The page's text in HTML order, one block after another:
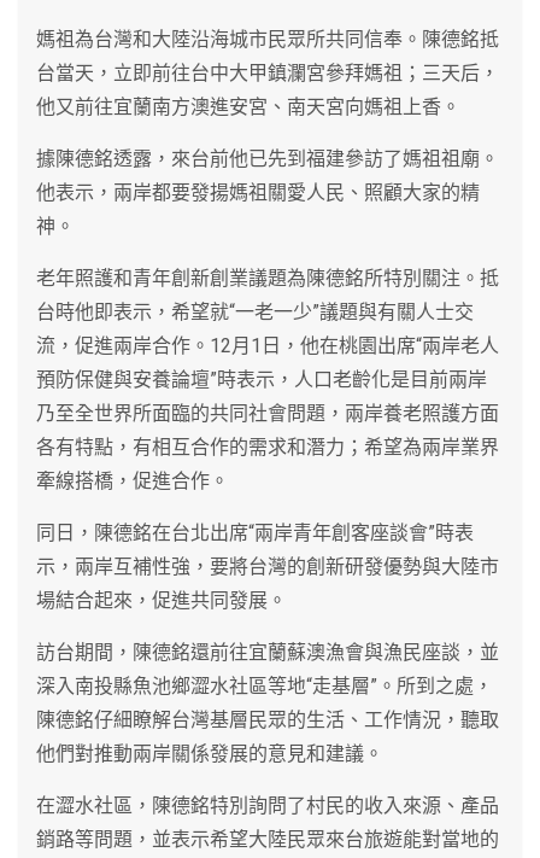
媽祖為台灣和大陸沿海城市民眾所共同信奉。陳德銘抵
台當天，立即前往台中大甲鎮瀾宮參拜媽祖；三天后，
他又前往宜蘭南方澳進安宮、南天宮向媽祖上香。
據陳德銘透露，來台前他已先到福建參訪了媽祖祖廟。
他表示，兩岸都要發揚媽祖關愛人民、照顧大家的精
神。
老年照護和青年創新創業議題為陳德銘所特別關注。抵
台時他即表示，希望就“一老一少”議題與有關人士交
流，促進兩岸合作。12月1日，他在桃園出席“兩岸老人
預防保健與安養論壇”時表示，人口老齡化是目前兩岸
乃至全世界所面臨的共同社會問題，兩岸養老照護方面
各有特點，有相互合作的需求和潛力；希望為兩岸業界
牽線搭橋，促進合作。
同日，陳德銘在台北出席“兩岸青年創客座談會”時表
示，兩岸互補性強，要將台灣的創新研發優勢與大陸市
場結合起來，促進共同發展。
訪台期間，陳德銘還前往宜蘭蘇澳漁會與漁民座談，並
深入南投縣魚池鄉澀水社區等地“走基層”。所到之處，
陳德銘仔細瞭解台灣基層民眾的生活、工作情況，聽取
他們對推動兩岸關係發展的意見和建議。
在澀水社區，陳德銘特別詢問了村民的收入來源、產品
銷路等問題，並表示希望大陸民眾來台旅遊能對當地的